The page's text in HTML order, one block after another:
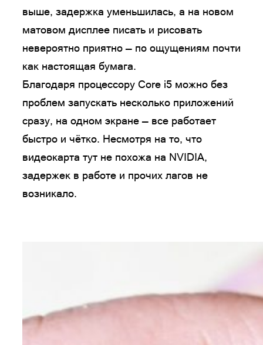
выше, задержка уменьшилась, а на новом
матовом дисплее писать и рисовать
невероятно приятно — по ощущениям почти
как настоящая бумага.
Благодаря процессору Core i5 можно без
проблем запускать несколько приложений
сразу, на одном экране — все работает
быстро и чётко. Несмотря на то, что
видеокарта тут не похожа на NVIDIA,
задержек в работе и прочих лагов не
возникало.